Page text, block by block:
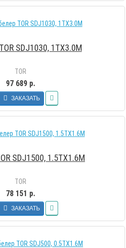
SDJ1030, 1TX3.0M
TOR
97 689 р.
ЗАКАЗАТЬ
SDJ1500, 1.5TX1.6M
TOR
78 151 р.
ЗАКАЗАТЬ